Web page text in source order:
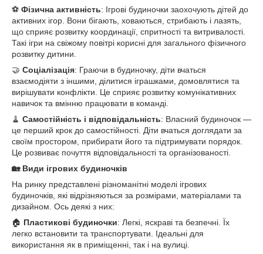
⚽ Фізична активність: Ігрові будиночки заохочують дітей до
активних ігор. Вони бігають, ховаються, стрибають і лазять,
що сприяє розвитку координації, спритності та витривалості.
Такі ігри на свіжому повітрі корисні для загального фізичного
розвитку дитини.
🤝 Соціалізація: Граючи в будиночку, діти вчаться
взаємодіяти з іншими, ділитися іграшками, домовлятися та
вирішувати конфлікти. Це сприяє розвитку комунікативних
навичок та вмінню працювати в команді.
🧹 Самостійність і відповідальність: Власний будиночок —
це перший крок до самостійності. Діти вчаться доглядати за
своїм простором, прибирати його та підтримувати порядок.
Це розвиває почуття відповідальності та організованості.
🏡 Види ігрових будиночків
На ринку представлені різноманітні моделі ігрових
будиночків, які відрізняються за розмірами, матеріалами та
дизайном. Ось деякі з них:
🏠 Пластикові будиночки: Легкі, яскраві та безпечні. Їх
легко встановити та транспортувати. Ідеальні для
використання як в приміщенні, так і на вулиці.